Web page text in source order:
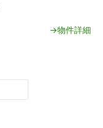
→物件詳細